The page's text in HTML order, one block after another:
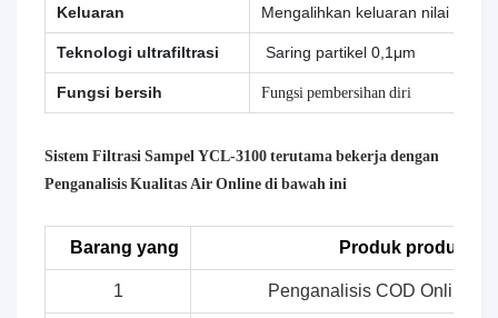
Keluaran Mengalihkan keluaran nilai
Teknologi ultrafiltrasi Saring partikel 0,1μm
Fungsi bersih Fungsi pembersihan diri
Sistem Filtrasi Sampel YCL-3100 terutama bekerja dengan
Penganalisis Kualitas Air Online di bawah ini
Barang yang Produk produk
1 Penganalisis COD Online